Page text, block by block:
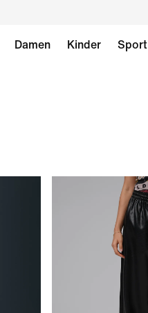
Damen Kinder Sport